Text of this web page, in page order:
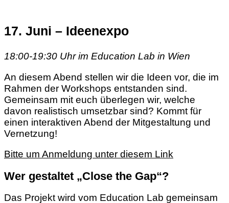
17. Juni – Ideenexpo
18:00-19:30 Uhr im Education Lab in Wien
An diesem Abend stellen wir die Ideen vor, die im
Rahmen der Workshops entstanden sind.
Gemeinsam mit euch überlegen wir, welche
davon realistisch umsetzbar sind? Kommt für
einen interaktiven Abend der Mitgestaltung und
Vernetzung!
Bitte um Anmeldung unter diesem Link
Wer gestaltet „Close the Gap“?
Das Projekt wird vom Education Lab gemeinsam